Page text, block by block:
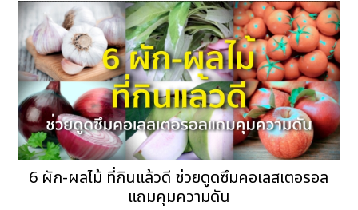
6 ผัก-ผลไม้ ที่กินแล้วดี ช่วยดูดซึมคอเลสเตอรอล
แถมคุมความดัน